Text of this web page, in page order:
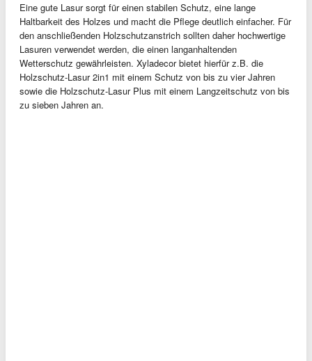
Eine gute Lasur sorgt für einen stabilen Schutz, eine lange
Haltbarkeit des Holzes und macht die Pflege deutlich einfacher. Für
den anschließenden Holzschutzanstrich sollten daher hochwertige
Lasuren verwendet werden, die einen langanhaltenden
Wetterschutz gewährleisten. Xyladecor bietet hierfür z.B. die
Holzschutz-Lasur 2in1 mit einem Schutz von bis zu vier Jahren
sowie die Holzschutz-Lasur Plus mit einem Langzeitschutz von bis
zu sieben Jahren an.